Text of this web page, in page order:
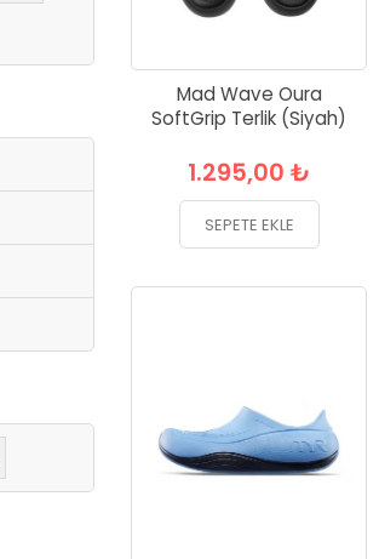
Mad Wave Oura
SoftGrip Terlik (Siyah)
1.295,00 ₺
SEPETE EKLE